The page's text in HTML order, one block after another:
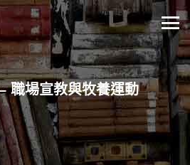
職場宣教與牧養運動